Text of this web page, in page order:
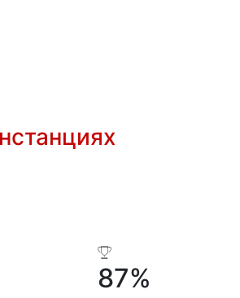
87%